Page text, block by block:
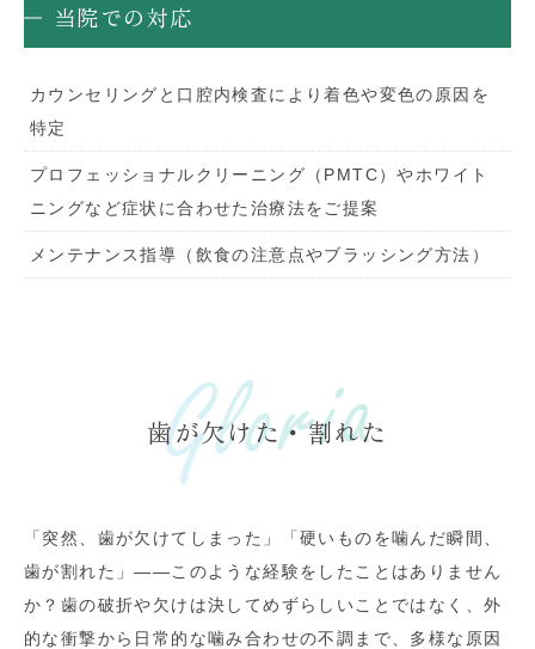
当院での対応
カウンセリングと口腔内検査により着色や変色の原因を
特定
プロフェッショナルクリーニング（PMTC）やホワイト
ニングなど症状に合わせた治療法をご提案
メンテナンス指導（飲食の注意点やブラッシング方法）
歯が欠けた・割れた
「突然、歯が欠けてしまった」「硬いものを噛んだ瞬間、
歯が割れた」――このような経験をしたことはありません
か？歯の破折や欠けは決してめずらしいことではなく、外
的な衝撃から日常的な噛み合わせの不調まで、多様な原因